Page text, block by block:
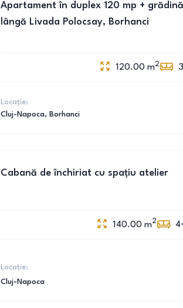
Apartament în duplex 120 mp +
lângă Livada Polocsay, Borhanci
120.00 m2 3
Locație:
Cluj-Napoca, Borhanci
Cabană de închiriat cu spațiu atelier
140.00 m2
Locație:
Cluj-Napoca